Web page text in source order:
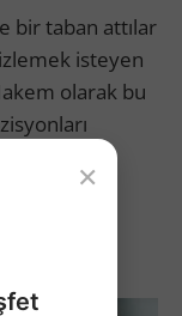
bir taban attılar
isteyen
olarak bu
da×